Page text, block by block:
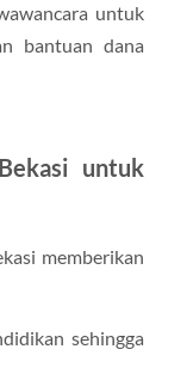
untuk
bantuan dana
untuk
memberikan
sehingga